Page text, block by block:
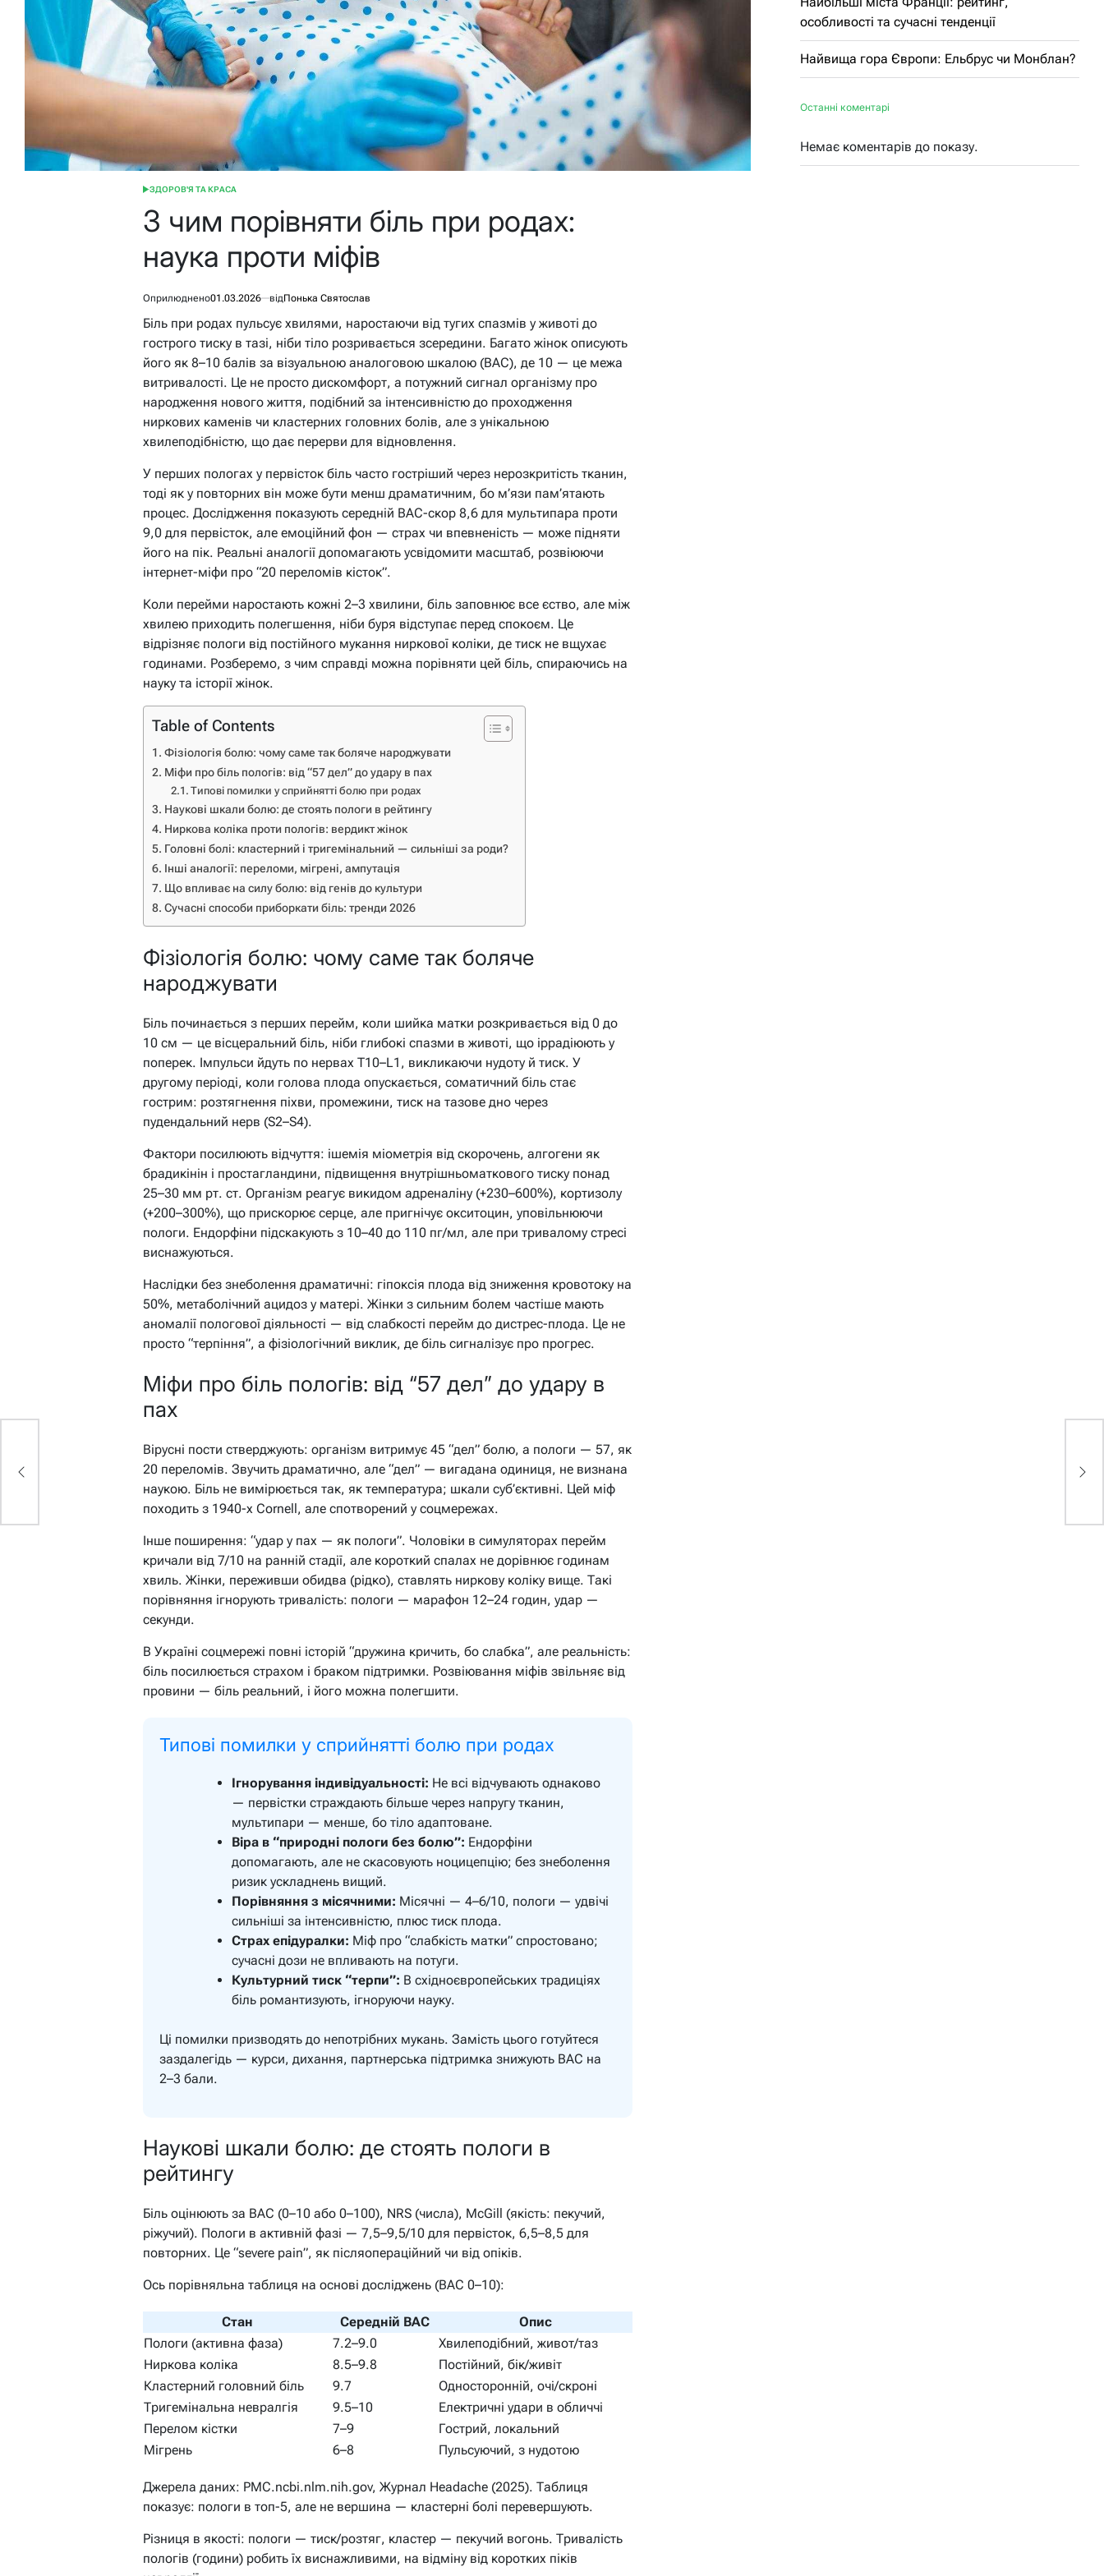
ОПУБЛІКУВАТИ
ЗДОРОВ'Я ТА КРАСА
З чим порівняти біль при родах:
наука проти міфів
Оприлюднено01.03.2026 відПонька Святослав
Біль при родах пульсує хвилями, наростаючи від тугих спазмів у животі до
гострого тиску в тазі, ніби тіло розривається зсередини. Багато жінок описують
його як 8–10 балів за візуальною аналоговою шкалою (ВАС), де 10 — це межа
витривалості. Це не просто дискомфорт, а потужний сигнал організму про
народження нового життя, подібний за інтенсивністю до проходження
ниркових каменів чи кластерних головних болів, але з унікальною
хвилеподібністю, що дає перерви для відновлення.
У перших пологах у первісток біль часто гостріший через нерозкритість тканин,
тоді як у повторних він може бути менш драматичним, бо м’язи пам’ятають
процес. Дослідження показують середній ВАС-скор 8,6 для мультипара проти
9,0 для первісток, але емоційний фон — страх чи впевненість — може підняти
його на пік. Реальні аналогії допомагають усвідомити масштаб, розвіюючи
інтернет-міфи про “20 переломів кісток”.
Коли перейми наростають кожні 2–3 хвилини, біль заповнює все єство, але між
хвилею приходить полегшення, ніби буря відступає перед спокоєм. Це
відрізняє пологи від постійного мукання ниркової коліки, де тиск не вщухає
годинами. Розберемо, з чим справді можна порівняти цей біль, спираючись на
науку та історії жінок.
Table of Contents
Фізіологія болю: чому саме так боляче народжувати
Міфи про біль пологів: від “57 дел” до удару в пах
Типові помилки у сприйнятті болю при родах
Наукові шкали болю: де стоять пологи в рейтингу
Ниркова коліка проти пологів: вердикт жінок
Головні болі: кластерний і тригемінальний — сильніші за роди?
Інші аналогії: переломи, мігрені, ампутація
Що впливає на силу болю: від генів до культури
Сучасні способи приборкати біль: тренди 2026
Фізіологія болю: чому саме так боляче
народжувати
Біль починається з перших перейм, коли шийка матки розкривається від 0 до
10 см — це вісцеральний біль, ніби глибокі спазми в животі, що іррадіюють у
поперек. Імпульси йдуть по нервах Т10–L1, викликаючи нудоту й тиск. У
другому періоді, коли голова плода опускається, соматичний біль стає
гострим: розтягнення піхви, промежини, тиск на тазове дно через
пудендальний нерв (S2–S4).
Фактори посилюють відчуття: ішемія міометрія від скорочень, алгогени як
брадикінін і простагландини, підвищення внутрішньоматкового тиску понад
25–30 мм рт. ст. Організм реагує викидом адреналіну (+230–600%), кортизолу
(+200–300%), що прискорює серце, але пригнічує окситоцин, уповільнюючи
пологи. Ендорфіни підскакують з 10–40 до 110 пг/мл, але при тривалому стресі
виснажуються.
Наслідки без знеболення драматичні: гіпоксія плода від зниження кровотоку на
50%, метаболічний ацидоз у матері. Жінки з сильним болем частіше мають
аномалії пологової діяльності — від слабкості перейм до дистрес-плода. Це не
просто “терпіння”, а фізіологічний виклик, де біль сигналізує про прогрес.
Міфи про біль пологів: від “57 дел” до удару в
пах
Вірусні пости стверджують: організм витримує 45 “дел” болю, а пологи — 57, як
20 переломів. Звучить драматично, але “дел” — вигадана одиниця, не визнана
наукою. Біль не вимірюється так, як температура; шкали суб’єктивні. Цей міф
походить з 1940-х Cornell, але спотворений у соцмережах.
Інше поширення: “удар у пах — як пологи”. Чоловіки в симуляторах перейм
кричали від 7/10 на ранній стадії, але короткий спалах не дорівнює годинам
хвиль. Жінки, переживши обидва (рідко), ставлять ниркову коліку вище. Такі
порівняння ігнорують тривалість: пологи — марафон 12–24 годин, удар —
секунди.
В Україні соцмережі повні історій “дружина кричить, бо слабка”, але реальність:
біль посилюється страхом і браком підтримки. Розвіювання міфів звільняє від
провини — біль реальний, і його можна полегшити.
Типові помилки у сприйнятті болю при родах
Ігнорування індивідуальності: Не всі відчувають однаково
— первістки страждають більше через напругу тканин,
мультипари — менше, бо тіло адаптоване.
Віра в “природні пологи без болю”: Ендорфіни
допомагають, але не скасовують ноцицепцію; без знеболення
ризик ускладнень вищий.
Порівняння з місячними: Місячні — 4–6/10, пологи — удвічі
сильніші за інтенсивністю, плюс тиск плода.
Страх епідуралки: Міф про “слабкість матки” спростовано;
сучасні дози не впливають на потуги.
Культурний тиск “терпи”: В східноєвропейських традиціях
біль романтизують, ігноруючи науку.
Ці помилки призводять до непотрібних мукань. Замість цього готуйтеся
заздалегідь — курси, дихання, партнерська підтримка знижують ВАС на
2–3 бали.
Наукові шкали болю: де стоять пологи в
рейтингу
Біль оцінюють за ВАС (0–10 або 0–100), NRS (числа), McGill (якість: пекучий,
ріжучий). Пологи в активній фазі — 7,5–9,5/10 для первісток, 6,5–8,5 для
повторних. Це “severe pain”, як післяопераційний чи від опіків.
Ось порівняльна таблиця на основі досліджень (ВАС 0–10):
Стан Середній ВАС
Опис
Пологи (активна фаза)
7.2–9.0
Хвилеподібний, живот/таз
Ниркова коліка
8.5–9.8
Постійний, бік/живіт
Кластерний головний біль
9.7
Односторонній, очі/скроні
Тригемінальна невралгія
9.5–10
Електричні удари в обличчі
Перелом кістки
7–9
Гострий, локальний
Мігрень
6–8 Пульсуючий, з нудотою
Джерела даних: PMC.ncbi.nlm.nih.gov, Журнал Headache (2025). Таблиця
показує: пологи в топ-5, але не вершина — кластерні болі перевершують.
Різниця в якості: пологи — тиск/розтяг, кластер — пекучий вогонь. Тривалість
пологів (години) робить їх виснажливими, на відміну від коротких піків
особливості та сучасні тенденції
Найвища гора Європи: Ельбрус чи Монблан?
Останні коментарі
Немає коментарів до показу.